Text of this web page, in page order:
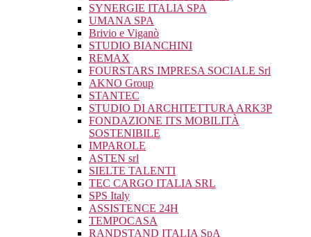
SYNERGIE ITALIA SPA
UMANA SPA
Brivio e Viganò
STUDIO BIANCHINI
REMAX
FOURSTARS IMPRESA SOCIALE Srl
AKNO Group
STANTEC
STUDIO DI ARCHITETTURA ARK3P
FONDAZIONE ITS MOBILITÀ
SOSTENIBILE
IMPAROLE
ASTEN srl
SIELTE TALENTI
TEC CARGO ITALIA SRL
SPS Italy
ASSISTENCE 24H
TEMPOCASA
RANDSTAND ITALIA SpA